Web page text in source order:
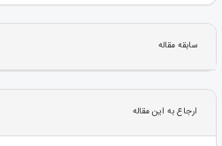
سابقه مقاله
ارجاع به این مقاله